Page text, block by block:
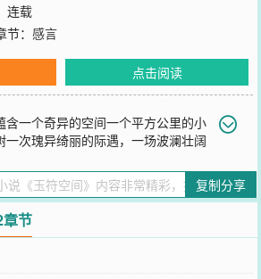
连载
： 感言
点击阅读
含一个奇异的空间一个平方公里的小
一次瑰异绮丽的际遇，一场波澜壮阔
还不错的话请不要忘记向您QQ群和微博微信
复制分享
章节